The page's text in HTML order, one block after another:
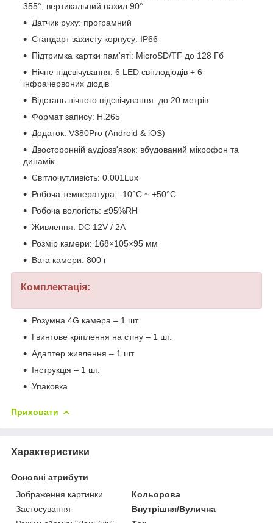
355°, вертикальний нахил 90°
Датчик руху: програмний
Стандарт захисту корпусу: IP66
Підтримка картки пам'яті: MicroSD/TF до 128 Гб
Нічне підсвічування: 6 LED світлодіодів + 6
інфрачервоних діодів
Відстань нічного підсвічування: до 20 метрів
Формат запису: H.265
Додаток: V380Pro (Android & iOS)
Двосторонній аудіозв'язок: вбудований мікрофон та
динамік
Світлочутливість: 0.001Lux
Робоча температура: -10°C ~ +50°C
Робоча вологість: ≤95%RH
Живлення: DC 12V / 2A
Розмір камери: 168×105×95 мм
Вага камери: 800 г
Комплектація:
Розумна 4G камера – 1 шт.
Гвинтове кріплення на стіну – 1 шт.
Адаптер живлення – 1 шт.
Інструкція – 1 шт.
Упаковка
Приховати
Характеристики
Основні атрибути
Зображення картинки
Кольорова
Застосування
Внутрішня/Вулична